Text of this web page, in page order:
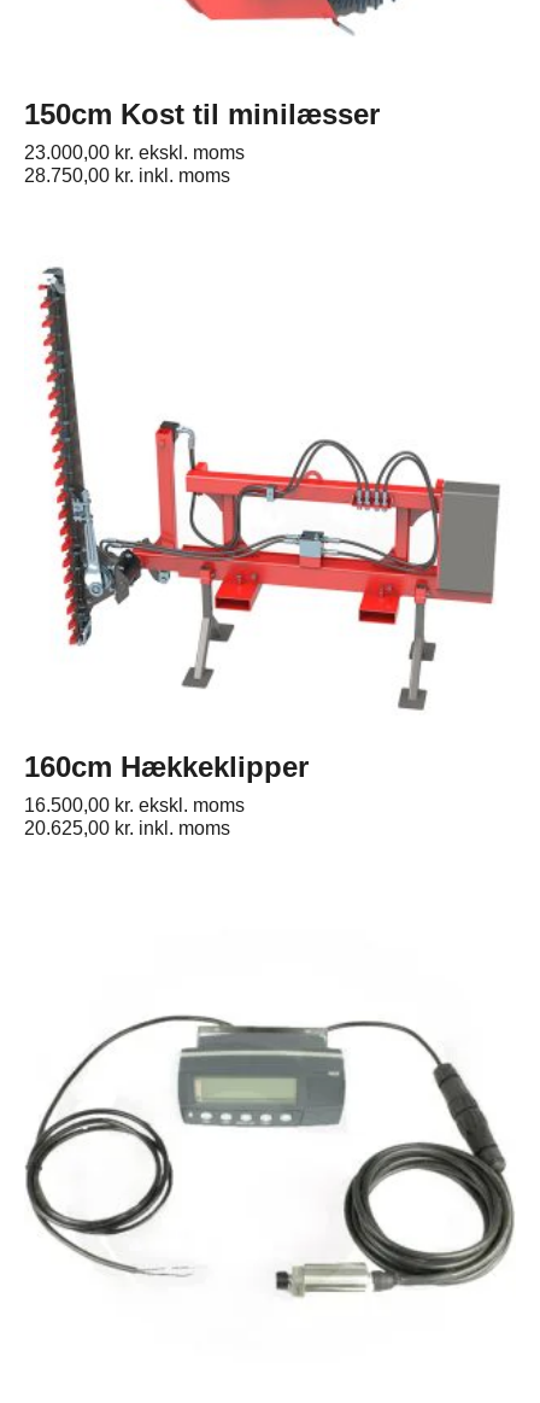
150cm Kost til minilæsser
23.000,00 kr. ekskl. moms
28.750,00 kr. inkl. moms
160cm Hækkeklipper
16.500,00 kr. ekskl. moms
20.625,00 kr. inkl. moms